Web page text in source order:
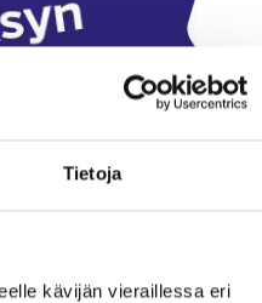
Tietoja
kävijän vieraillessa eri